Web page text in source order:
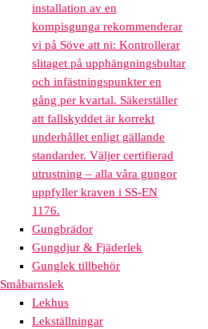
installation av en
kompisgunga rekommenderar
vi på Söve att ni: Kontrollerar
slitaget på upphängningsbultar
och infästningspunkter en
gång per kvartal. Säkerställer
att fallskyddet är korrekt
underhållet enligt gällande
standarder. Väljer certifierad
utrustning – alla våra gungor
uppfyller kraven i SS-EN
1176.
Gungbrädor
Gungdjur & Fjäderlek
Gunglek tillbehör
Småbarnslek
Lekhus
Lekställningar